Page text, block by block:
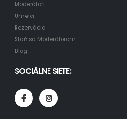
Moderátori
Umelci
Rezervácia
Staň sa Moderátorom
Blog
SOCIÁLNE SIETE: